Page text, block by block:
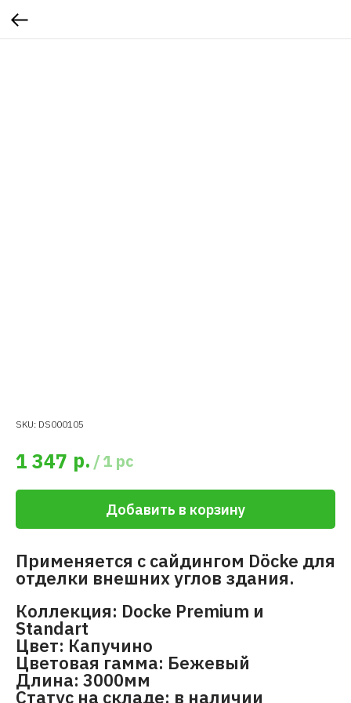
SKU: DS000105
1 347 р. /1 pc
Добавить в корзину
Применяется с сайдингом Döcke для
отделки внешних углов здания.
Коллекция: Docke Premium и
Standart
Цвет: Капучино
Цветовая гамма: Бежевый
Длина: 3000мм
Статус на складе: в наличии